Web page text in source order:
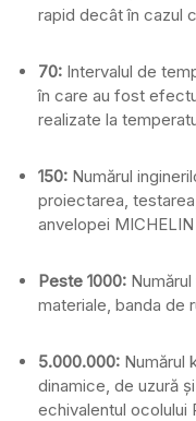
rapid decât în cazul
70: Intervalul de
în care au fost
realizate la
150: Numărul
proiectarea,
anvelopei
Peste 1000:
materiale, banda de
5.000.000: Numărul
dinamice, de uzură
echivalentul ocolului